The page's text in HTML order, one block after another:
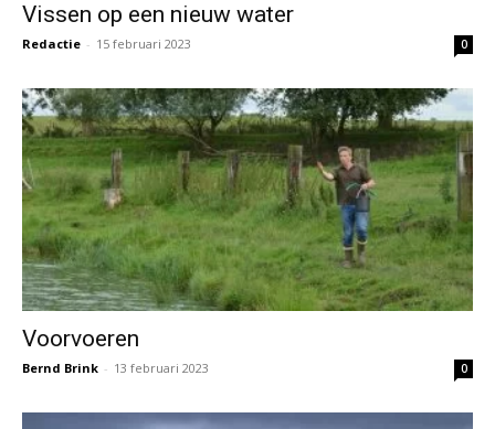
Vissen op een nieuw water
Redactie - 15 februari 2023 0
Voorvoeren
Bernd Brink - 13 februari 2023 0